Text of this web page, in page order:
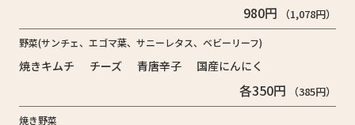
980円 （1,078円）
野菜(サンチェ、エゴマ葉、サニーレタス、ベビーリーフ)
焼きキムチ チーズ 青唐辛子 国産にんにく
各350円 （385円）
焼き野菜